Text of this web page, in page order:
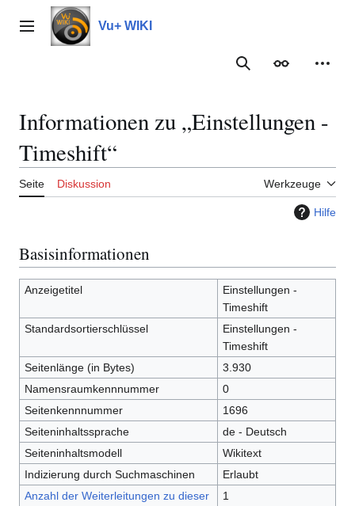
Inhalt
springenHauptmenü Vu+ WIKI
Suche
Informationen zu „Einstellungen -
Timeshift“
Seite Diskussion Werkzeuge
Hilfe
Basisinformationen
Anzeigetitel
Einstellungen -
Timeshift
Standardsortierschlüssel
Einstellungen -
Timeshift
Seitenlänge (in Bytes)
3.930
Namensraumkennnummer
0
Seitenkennnummer
1696
Seiteninhaltssprache
de - Deutsch
Seiteninhaltsmodell
Wikitext
Indizierung durch Suchmaschinen
Erlaubt
Anzahl der Weiterleitungen zu dieser
1